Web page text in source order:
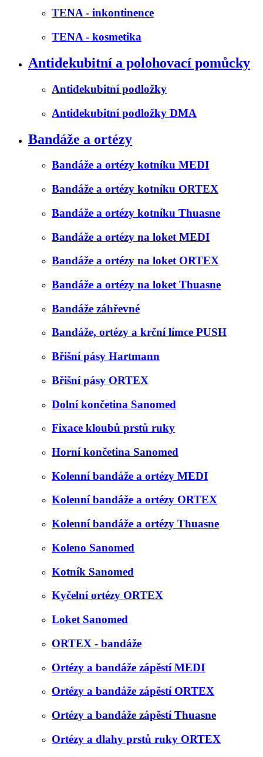
TENA - inkontinence
TENA - kosmetika
Antidekubitní a polohovací pomůcky
Antidekubitní podložky
Antidekubitní podložky DMA
Bandáže a ortézy
Bandáže a ortézy kotníku MEDI
Bandáže a ortézy kotníku ORTEX
Bandáže a ortézy kotníku Thuasne
Bandáže a ortézy na loket MEDI
Bandáže a ortézy na loket ORTEX
Bandáže a ortézy na loket Thuasne
Bandáže záhřevné
Bandáže, ortézy a krční límce PUSH
Břišní pásy Hartmann
Břišní pásy ORTEX
Dolní končetina Sanomed
Fixace kloubů prstů ruky
Horní končetina Sanomed
Kolenní bandáže a ortézy MEDI
Kolenní bandáže a ortézy ORTEX
Kolenní bandáže a ortézy Thuasne
Koleno Sanomed
Kotník Sanomed
Kyčelní ortézy ORTEX
Loket Sanomed
ORTEX - bandáže
Ortézy a bandáže zápěstí MEDI
Ortézy a bandáže zápěstí ORTEX
Ortézy a bandáže zápěstí Thuasne
Ortézy a dlahy prstů ruky ORTEX